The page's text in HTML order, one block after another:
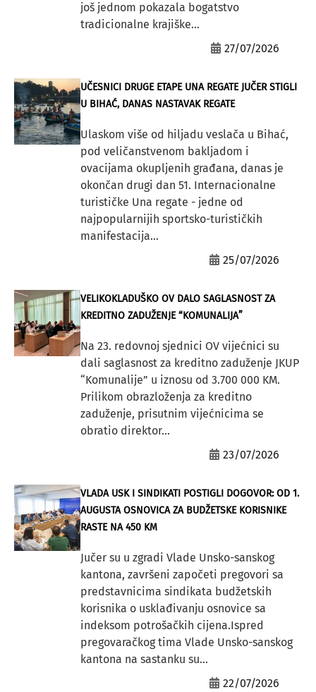
još jednom pokazala bogatstvo
tradicionalne krajiške...
27/07/2026
UČESNICI DRUGE ETAPE UNA REGATE JUČER STIGLI
U BIHAĆ, DANAS NASTAVAK REGATE
Ulaskom više od hiljadu veslača u Bihać,
pod veličanstvenom bakljadom i
ovacijama okupljenih građana, danas je
okončan drugi dan 51. Internacionalne
turističke Una regate - jedne od
najpopularnijih sportsko-turističkih
manifestacija...
25/07/2026
VELIKOKLADUŠKO OV DALO SAGLASNOST ZA
KREDITNO ZADUŽENJE “KOMUNALIJA”
Na 23. redovnoj sjednici OV vijećnici su
dali saglasnost za kreditno zaduženje JKUP
“Komunalije” u iznosu od 3.700 000 KM.
Prilikom obrazloženja za kreditno
zaduženje, prisutnim vijećnicima se
obratio direktor...
23/07/2026
VLADA USK I SINDIKATI POSTIGLI DOGOVOR: OD 1.
AUGUSTA OSNOVICA ZA BUDŽETSKE KORISNIKE
RASTE NA 450 KM
Jučer su u zgradi Vlade Unsko-sanskog
kantona, završeni započeti pregovori sa
predstavnicima sindikata budžetskih
korisnika o usklađivanju osnovice sa
indeksom potrošačkih cijena.Ispred
pregovaračkog tima Vlade Unsko-sanskog
kantona na sastanku su...
22/07/2026